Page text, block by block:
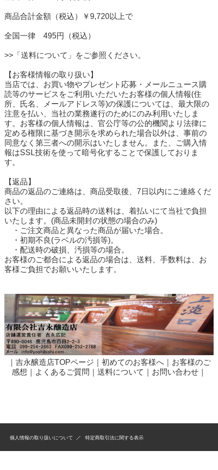
商品合計金額（税込）￥9,720以上で
全国一律 495円（税込）
>>「送料について」をご参照ください。
【お客様情報の取り扱い】
当店では、お買い物やプレゼント応募・メールニュース購
読等のサービスをご利用いただいたお客様の個人情報(住
所、氏名、メールアドレス等)の保護については、最大限の
注意を払い、当社の業務遂行のためにのみ利用いたしま
す。お客様の個人情報は、官公庁等の公的機関より法律に
定める権限に基づき開示を求められた場合以外は、事前の
同意なく第三者への開示はいたしません。また、ご購入情
報はSSL技術を使って暗号化することで保護しておりま
す。
【返品】
商品の返品のご連絡は、商品受取後、7日以内にご連絡くだ
さい。
以下の理由による返品時の送料は、着払いにて当社で負担
いたします。(商品未開封の状態の場合のみ)
・ご注文商品と異なった商品が届いた場合。
・初期不良(ラベルの汚損等)。
・配送時の破損、汚損等の場合。
お客様のご都合による返品の場合は、送料、手数料は、お
客様ご負担でお願いいたします。
吉永醸造店TOPページ 初めてのお客様へ｜ お客様のご
感想
よくあるご質問 送料について お問い合わせ
個人情報の取り扱いについて 特定商取引法に関する表示